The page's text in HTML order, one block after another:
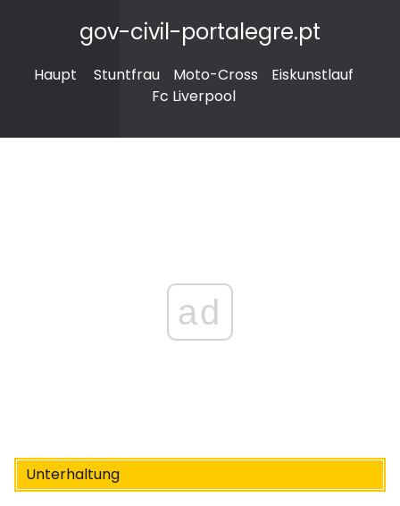
gov-civil-portalegre.pt
Haupt Stuntfrau Moto-Cross
Eiskunstlauf
Fc Liverpool
ad
Unterhaltung